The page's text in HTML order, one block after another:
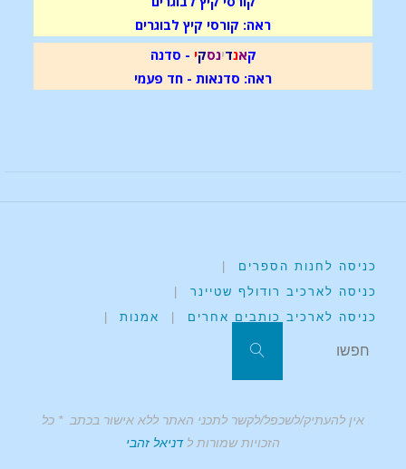
ראה: קורסי קיץ לבוגרים
קאנדינסקי - סדנה
ראה: סדנאות - חד פעמי
כניסה לחנות הספרים
|
כניסה לארכיב רודולף שטיינר
|
כניסה לארכיב כותבים אחרים
| אמנות |
אין להעתיק/לשכפל/לקשר לתכני האתר ללא אישור בכתב * כל
הזכויות שמורות לדניאל זהבי